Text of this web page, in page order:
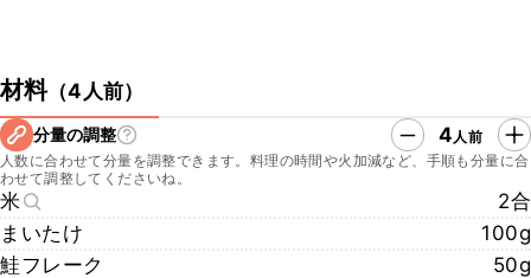
材料（4人前）
分量の調整 4人前
人数に合わせて分量を調整できます。料理の時間や火加減など、手順も分量に合
わせて調整してくださいね。
米
2合
まいたけ
100g
鮭フレーク
50g